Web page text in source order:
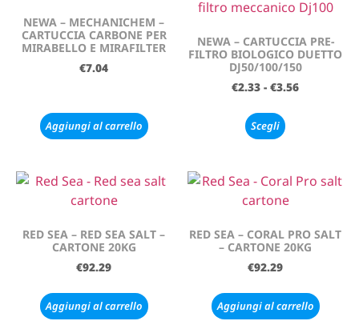
NEWA – MECHANICHEM –
CARTUCCIA CARBONE PER
MIRABELLO E MIRAFILTER
€7.04
Aggiungi al carrello
NEWA – CARTUCCIA PRE-
FILTRO BIOLOGICO DUETTO
DJ50/100/150
€2.33 - €3.56
Scegli
RED SEA – RED SEA SALT –
CARTONE 20KG
€92.29
Aggiungi al carrello
RED SEA – CORAL PRO SALT
– CARTONE 20KG
€92.29
Aggiungi al carrello